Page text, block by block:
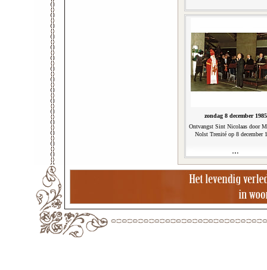
zondag 8 december 1985
Ontvangst Sint Nicolaas door
Nolst Trenité op 8 december